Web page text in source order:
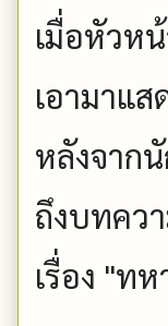
เมื่อหัวห
เอามาแ
หลังจาก
ถึงบทคว
เรื่อง "ท